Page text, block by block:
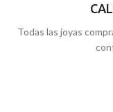
Todas las joyas